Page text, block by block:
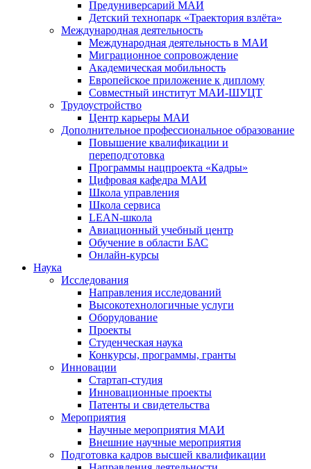
Предуниверсарий МАИ
Детский технопарк «Траектория взлёта»
Международная деятельность
Международная деятельность в МАИ
Миграционное сопровождение
Академическая мобильность
Европейское приложение к диплому
Совместный институт МАИ-ШУЦТ
Трудоустройство
Центр карьеры МАИ
Дополнительное профессиональное образование
Повышение квалификации и
переподготовка
Программы нацпроекта «Кадры»
Цифровая кафедра МАИ
Школа управления
Школа сервиса
LEAN-школа
Авиационный учебный центр
Обучение в области БАС
Онлайн-курсы
Наука
Исследования
Направления исследований
Высокотехнологичные услуги
Оборудование
Проекты
Студенческая наука
Конкурсы, программы, гранты
Инновации
Стартап-студия
Инновационные проекты
Патенты и свидетельства
Мероприятия
Научные мероприятия МАИ
Внешние научные мероприятия
Подготовка кадров высшей квалификации